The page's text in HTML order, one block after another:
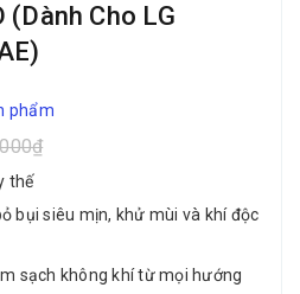
(Dành Cho LG
phẩm
thế
bụi siêu mịn, khử mùi và khí độc
sạch không khí từ mọi hướng